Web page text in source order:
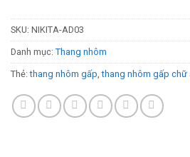
SKU: NIKITA-AD03
Danh mục: Thang nhôm
Thẻ:thang nhôm gấp,thang nhôm gấp chữ